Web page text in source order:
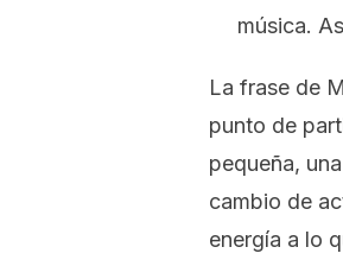
música.
La frase de
punto de
pequeña,
cambio de
energía a lo